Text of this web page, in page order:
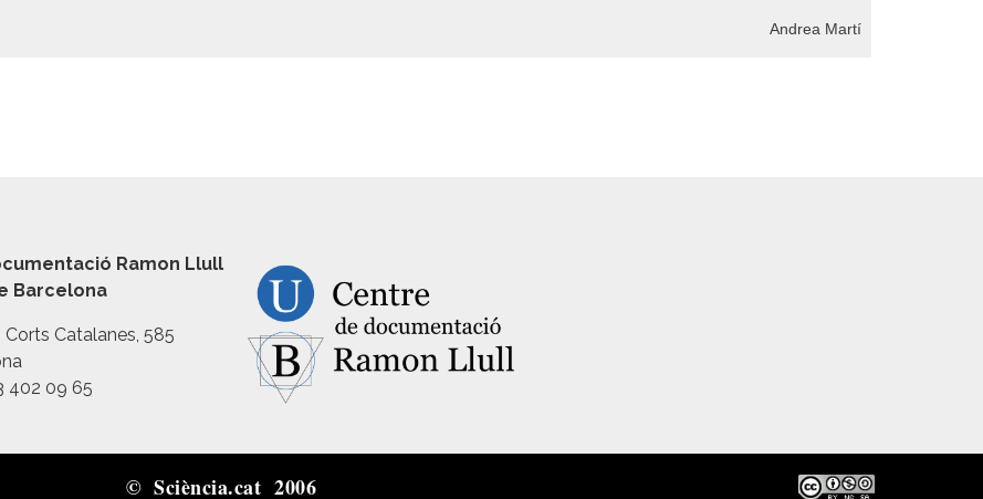
Andrea Martí
Ramon Llull
Barcelona
Corts Catalanes, 585
402 09 65
© Sciència.cat 2006